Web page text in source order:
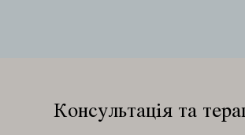
Консультація та